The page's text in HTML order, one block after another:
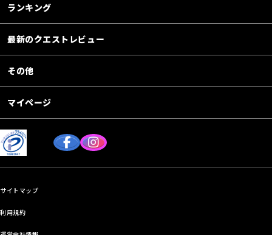
ランキング
最新のクエストレビュー
その他
マイページ
サイトマップ
利用規約